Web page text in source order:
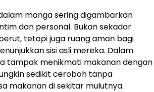
manga sering digambarkan
dan personal. Bukan sekadar
tetapi juga ruang aman bagi
sisi asli mereka. Dalam
tampak menikmati makanan dengan
sedikit ceroboh tanpa
makanan di sekitar mulutnya.